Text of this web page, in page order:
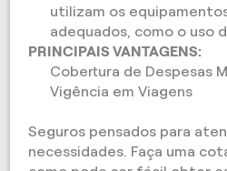
utilizam os
adequados, como o uso
PRINCIPAIS VANTAGENS:
Cobertura de Despesas
Vigência em Viagens
Seguros pensados para
necessidades. Faça uma